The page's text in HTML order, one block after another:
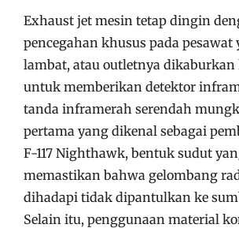
Exhaust jet mesin tetap dingin
pencegahan khusus pada pesawat
lambat, atau outletnya dikaburkan
untuk memberikan detektor
tanda inframerah serendah
pertama yang dikenal sebagai
F-117 Nighthawk, bentuk sudut
memastikan bahwa gelombang
dihadapi tidak dipantulkan ke
Selain itu, penggunaan material